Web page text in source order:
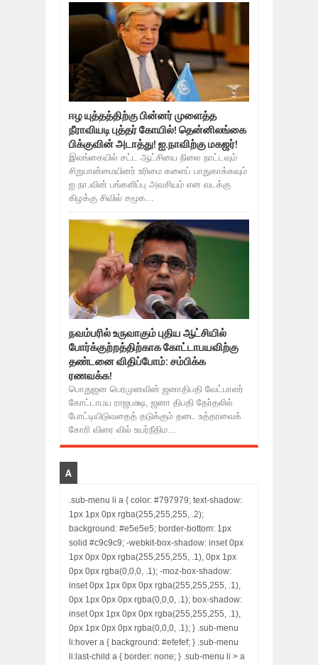
ஈழ யுத்தத்திற்கு பின்னர் முளைத்த
நீராவியடி புத்தர் கோயில்! தென்னிலங்கை
பிக்குவின் அடாத்து! ஐ.நாவிற்கு மகஜர்!
இலங்கையில் சட்ட ஆட்சியை நிலை நாட்டவும்
சிறுபான்மையினர் உரிமை களைப் பாதுகாக்கவும்
ஐ.நா.வின் பங்களிப்பு அவசியம் என வடக்கு
கிழக்கு சிவில் சமூக...
நவம்பரில் உருவாகும் புதிய ஆட்சியில்
போர்க்குற்றத்திற்காக கோட்டாபயவிற்கு
தண்டனை விதிப்போம்: சம்பிக்க
ரணவக்க!
பொதுஜன பெரமுனவின் ஜனாதிபதி வேட்பாளர்
கோட்டாபய ராஜபக்ஷ, ஜனா திபதி தேர்தலில்
போட்டியிடுவதைத் தடுக்கும் தடை உத்தரவைக்
கோரி விரை வில் உயர்நீதிம...
A
.sub-menu li a { color: #797979; text-shadow:
1px 1px 0px rgba(255,255,255, .2);
background: #e5e5e5; border-bottom: 1px
solid #c9c9c9; -webkit-box-shadow: inset 0px
1px 0px 0px rgba(255,255,255, .1), 0px 1px
0px 0px rgba(0,0,0, .1); -moz-box-shadow:
inset 0px 1px 0px 0px rgba(255,255,255, .1),
0px 1px 0px 0px rgba(0,0,0, .1); box-shadow:
inset 0px 1px 0px 0px rgba(255,255,255, .1),
0px 1px 0px 0px rgba(0,0,0, .1); } .sub-menu
li:hover a { background: #efefef; } .sub-menu
li:last-child a { border: none; } .sub-menu li > a